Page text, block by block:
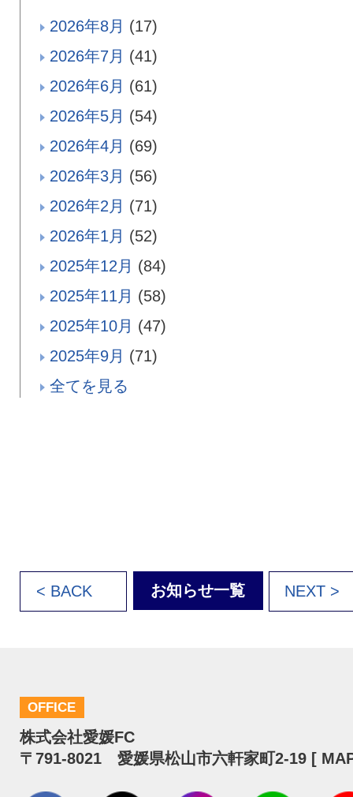
2026年8月 (17)
2026年7月 (41)
2026年6月 (61)
2026年5月 (54)
2026年4月 (69)
2026年3月 (56)
2026年2月 (71)
2026年1月 (52)
2025年12月 (84)
2025年11月 (58)
2025年10月 (47)
2025年9月 (71)
全てを見る
< BACK お知らせ一覧 NEXT >
OFFICE
株式会社愛媛FC
〒791-8021 愛媛県松山市六軒家町2-19 [